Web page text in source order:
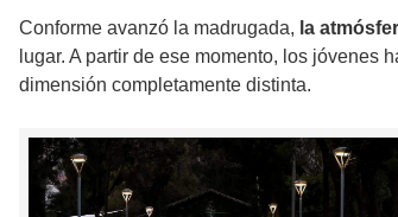
Conforme avanzó la madrugada, la
lugar. A partir de ese momento, los
dimensión completamente distinta.